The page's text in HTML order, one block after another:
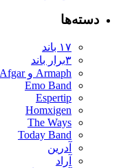
دسته‌ها
۱۷ باند
۳برار باند
Armaph و Afgar
Emo Band
Espertip
Homxigen
The Ways
Today Band
آدرین
آراد